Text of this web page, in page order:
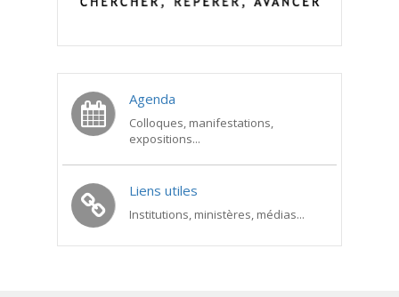
Agenda
Colloques, manifestations,
expositions...
Liens utiles
Institutions, ministères, médias...